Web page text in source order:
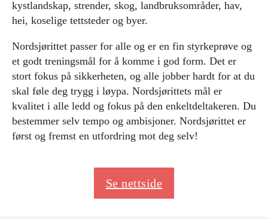
kystlandskap, strender, skog, landbruksområder, hav,
hei, koselige tettsteder og byer.
Nordsjørittet passer for alle og er en fin styrkeprøve og
et godt treningsmål for å komme i god form. Det er
stort fokus på sikkerheten, og alle jobber hardt for at du
skal føle deg trygg i løypa. Nordsjørittets mål er
kvalitet i alle ledd og fokus på den enkeltdeltakeren. Du
bestemmer selv tempo og ambisjoner. Nordsjørittet er
først og fremst en utfordring mot deg selv!
Se nettside